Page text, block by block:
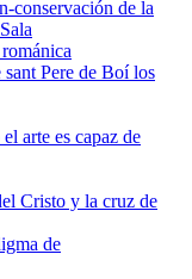
conservación de la
Pere de Boí los
arte es capaz de
Cristo y la cruz de
de